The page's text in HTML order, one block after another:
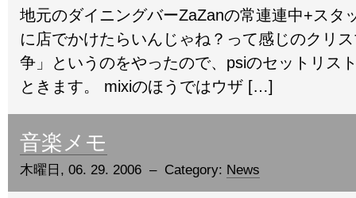
地元のダイニングバーZaZanの常連連中+スタ
に店でかけたらいんじゃね？って感じのクリ
争」というのをやったので、psiのセットリス
ときます。 mixiのほうではウザ […]
音楽メモ
木曜日, 06. 29. 2006 – Category: News